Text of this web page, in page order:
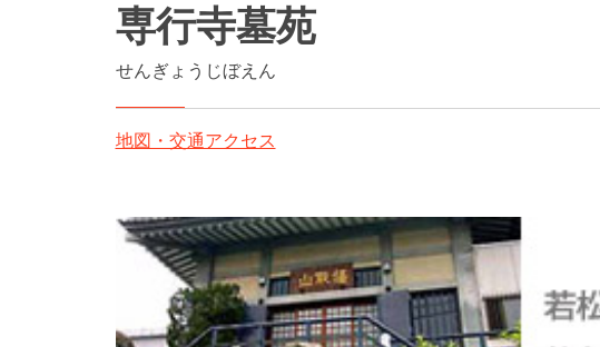
専行寺墓苑
せんぎょうじぼえん
地図・交通アクセス